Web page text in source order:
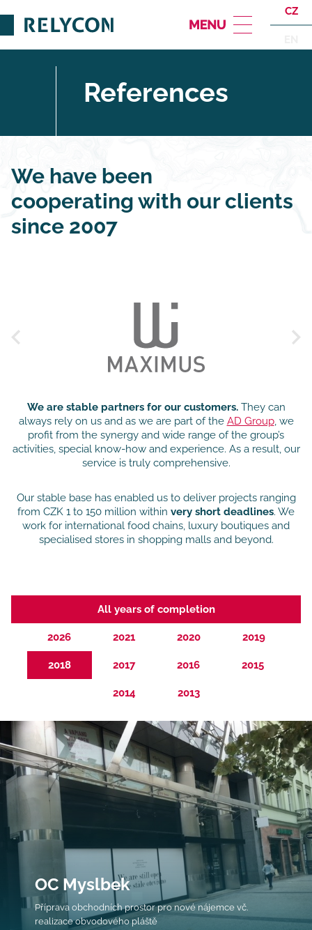
CZ
References
We have been
cooperating with our clients
since 2007
We are stable partners for our customers.They can
always rely on us and as we are part of the AD Group, we
profit from the synergy and wide range of the group’s
activities, special know-how and experience. As a result, our
service is truly comprehensive.
Our stable base has enabled us to deliver projects ranging
from CZK 1 to 150 million within very short deadlines. We
work for international food chains, luxury boutiques and
specialised stores in shopping malls and beyond.
All years of completion
2026 2021 2020 2019
2018 2017 2016 2015
2014 2013
OC Myslbek
Příprava obchodních prostor pro nové nájemce vč.
realizace obvodového pláště